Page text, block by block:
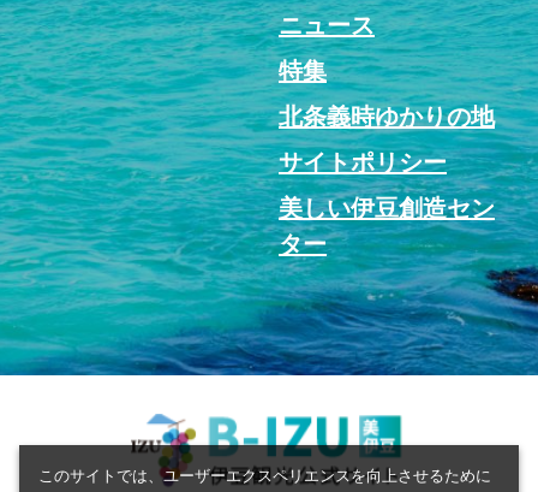
このサイトでは、ユーザーエクスペリエンスを向上させるために
ニュース
特集
北条義時ゆかりの地
サイトポリシー
美しい伊豆創造セン
ター